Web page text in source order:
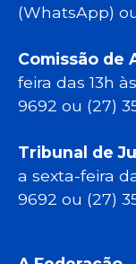
(WhatsApp)
Comissão de
feira das 13h
9692 ou (27)
Tribunal de
a sexta-feira
9692 ou (27)